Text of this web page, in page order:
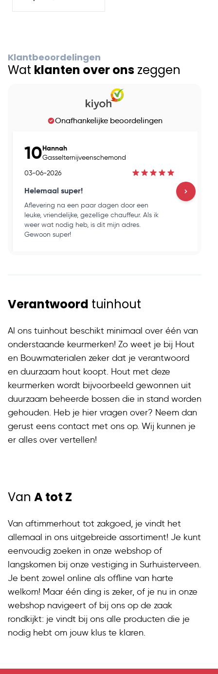
Klantbeoordelingen
Wat klanten over ons zeggen
Onafhankelijke beoordelingen
10Hannah
Gasselternijveenschemond
03-06-2026
Helemaal super!
Aflevering na een paar dagen door een
leuke, vriendelijke, gezellige chauffeur. Als ik
weer wat nodig heb, is dit mijn adres.
Gewoon super!
Verantwoord tuinhout
Al ons tuinhout beschikt minimaal over één van
onderstaande keurmerken! Zo weet je bij Hout
en Bouwmaterialen zeker dat je verantwoord
en duurzaam hout koopt. Hout met deze
keurmerken wordt bijvoorbeeld gewonnen uit
duurzaam beheerde bossen die in stand worden
gehouden. Heb je hier vragen over? Neem dan
gerust eens contact met ons op. Wij kunnen je
er alles over vertellen!
Van A tot Z
Van aftimmerhout tot zakgoed, je vindt het
allemaal in ons uitgebreide assortiment! Je kunt
eenvoudig zoeken in onze webshop of
langskomen bij onze vestiging in Surhuisterveen.
Je bent zowel online als offline van harte
welkom! Maar één ding is zeker, of je nu in onze
webshop navigeert of bij ons op de zaak
rondkijkt: je vindt bij ons alle producten die je
nodig hebt om jouw klus te klaren.